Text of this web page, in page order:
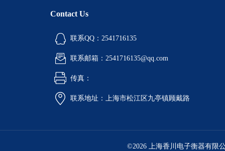
Contact Us
联系QQ：2541716135
联系邮箱：2541716135@qq.com
传真：
联系地址：上海市松江区九亭镇顾戴路
©2026 上海香川电子衡器有限